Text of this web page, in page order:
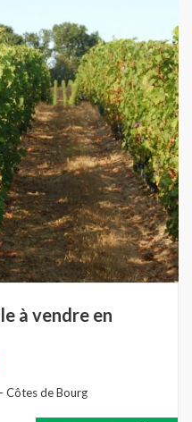
à vendre en
Côtes de Bourg